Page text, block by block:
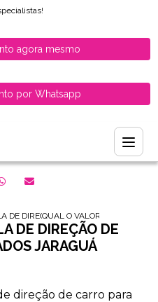
agora mesmo
por Whatsapp
HABILITADOS
DE DIRECAO DE CARRO PARA
QUAL O VALOR DE AULA DE
DE DIREÇÃO DE
JARAGUÁ
direção de carro para